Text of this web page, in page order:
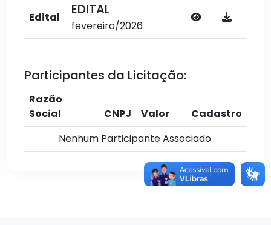
Edital EDITAL
fevereiro/2026
Participantes da Licitação:
Razão
Social
CNPJ Valor
Cadastro
Nenhum Participante Associado.